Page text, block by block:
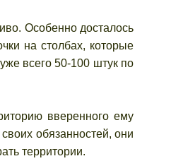
Особенно досталось
на столбах, которые
всего 50-100 штук по
вверенного ему
обязанностей, они
территории.